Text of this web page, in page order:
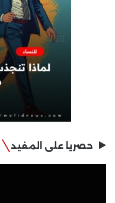
حصريا على المفيد